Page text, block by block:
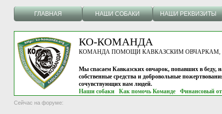
ГЛАВНАЯ НАШИ СОБАКИ НАШИ РЕКВИЗИТЫ
КО-КОМАНДА
КОМАНДА ПОМОЩИ КАВКАЗСКИМ ОВЧАРКАМ, г.
Мы спасаем Кавказских овчарок, попавших в беду,
собственные средства и добровольные
сочувствующих нам людей.
Наши собаки
Как помочь Команде Финансовый
Сейчас на форуме: